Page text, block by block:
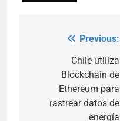
navigation
Previous:
Chile utiliza
Blockchain de
Ethereum para
rastrear datos de
energía